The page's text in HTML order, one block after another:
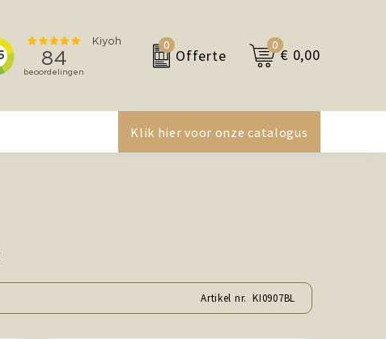
0
Offerte
0
€ 0,00
Klik hier voor onze catalogus
Artikel nr.KI0907BL